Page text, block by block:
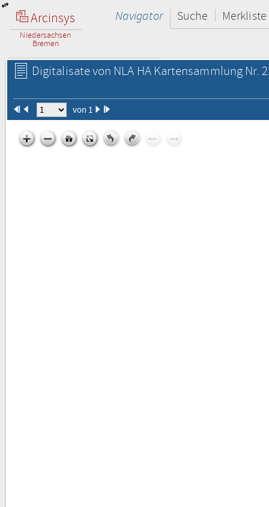
Arcinsys
Niedersachsen
Bremen
Navigator Suche Merkliste
Digitalisate von NLA HA Kartensammlung Nr.
von 1